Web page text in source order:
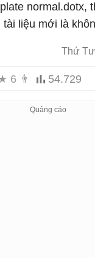
normal.dotx,
tài liệu mới là
Thứ
6 👨 54.729